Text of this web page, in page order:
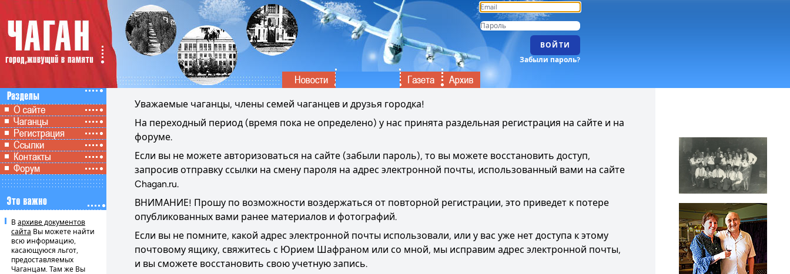
ВОЙТИ
Забыли пароль?
В архиве документов
сайта Вы можете найти
всю информацию,
касающуюся льгот,
предоставляемых
Чаганцам. Там же Вы
Уважаемые чаганцы, члены семей чаганцев и друзья городка!
На переходный период (время пока не определено) у нас принята раздельная регистрация на сайте и на
форуме.
Если вы не можете авторизоваться на сайте (забыли пароль), то вы можете восстановить доступ,
запросив отправку ссылки на смену пароля на адрес электронной почты, использованный вами на сайте
Chagan.ru.
ВНИМАНИЕ! Прошу по возможности воздержаться от повторной регистрации, это приведет к потере
опубликованных вами ранее материалов и фотографий.
Если вы не помните, какой адрес электронной почты использовали, или у вас уже нет доступа к этому
почтовому ящику, свяжитесь с Юрием Шафраном или со мной, мы исправим адрес электронной почты,
и вы сможете восстановить свою учетную запись.